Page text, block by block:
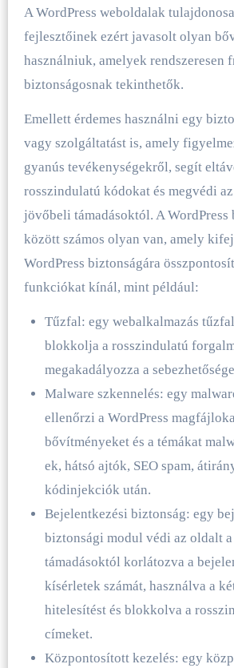
A WordPress weboldalak
fejlesztőinek ezért javasolt olyan
használniuk, amelyek rendszeresen
biztonságosnak tekinthetők.
Emellett érdemes használni egy
vagy szolgáltatást is, amely
gyanús tevékenységekről, segít
rosszindulatú kódokat és megvédi
jövőbeli támadásoktól. A WordPress
között számos olyan van, amely
WordPress biztonságára
funkciókat kínál, mint például:
Tűzfal: egy webalkalmazás
blokkolja a rosszindulatú
megakadályozza a
Malware szkennelés: egy
ellenőrzi a WordPress
bővítményeket és a témákat
ek, hátsó ajtók, SEO spam,
kódinjekciók után.
Bejelentkezési biztonság: egy
biztonsági modul védi az oldalt
támadásoktól korlátozva a
kísérletek számát, használva a
hitelesítést és blokkolva a
címeket.
Központosított kezelés: egy